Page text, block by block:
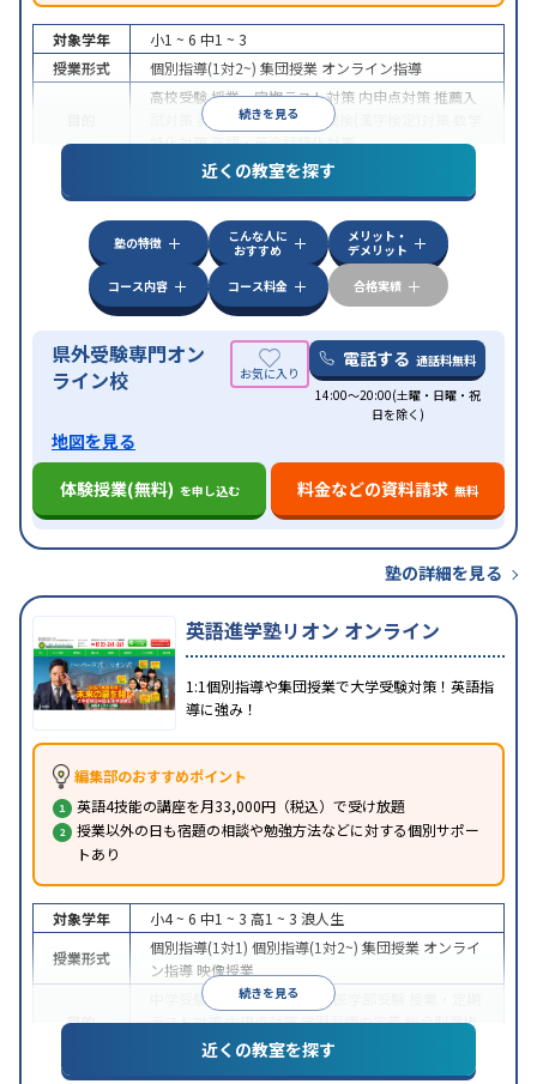
続きを見る
対象学年 小1 ~ 6 中1 ~ 3
授業形式
個別指導(1対2~) 集団授業 オンライン指導
高校受験授業・定期テスト対策 内申点対策推薦入
英検(英語検定)対策 漢検(漢字検定)対策
特化対策英語・英会話特化対策
オンライン対応
近くの教室を探す
塾の特徴
こんな人に
おすすめ
メリット・
デメリット
コース内容
コース料金 合格実績
県外受験専門オン
ライン校
電話する 通話料無料
14:00～20:00(土曜・日曜・祝
日を除く)
地図を見る
体験授業(無料) を申し込む 料金などの資料請求 無料
塾の詳細を見る
英語進学塾リオン オンライン
1:1個別指導や集団授業で大学受験対策！英語指
導に強み！
編集部のおすすめポイント
英語4技能の講座を月33,000円（税込）で受け放題
授業以外の日も宿題の相談や勉強方法などに対する個別サポー
トあり
続きを見る
対象学年 小4 ~ 6 中1 ~ 3 高1 ~ 3 浪人生
授業形式
個別指導(1対1) 個別指導(1対2~) 集団授業 オンライ
ン指導 映像授業
目的
中学受験 高校受験大学受験 医学部受験
テスト対策内申点対策学習習慣の定着総合型選抜
(旧AO)対策 推薦入試対策学校別特化対策
中高一貫校生に対応特待生・奨学金制度あり成績
近くの教室を探す